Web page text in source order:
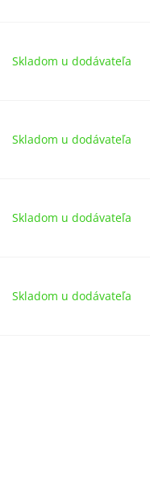
Skladom u dodávateľa
Skladom u dodávateľa
Skladom u dodávateľa
Skladom u dodávateľa